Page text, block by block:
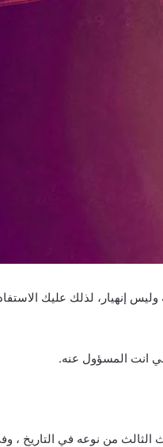
إنهيار، لذلك عليك
انت المسؤول عنه.
الحدث الثالث من نوعه في